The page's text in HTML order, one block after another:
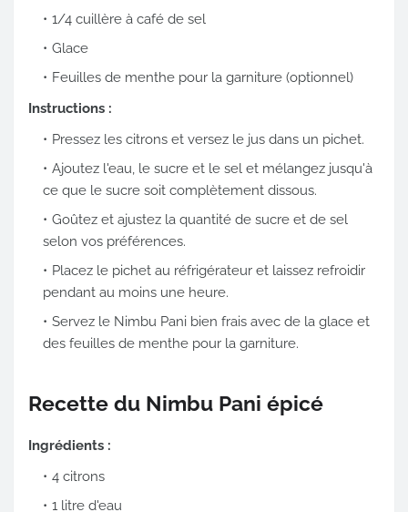
1/4 cuillère à café de sel
Glace
Feuilles de menthe pour la garniture (optionnel)
Instructions :
Pressez les citrons et versez le jus dans un pichet.
Ajoutez l'eau, le sucre et le sel et mélangez jusqu'à
ce que le sucre soit complètement dissous.
Goûtez et ajustez la quantité de sucre et de sel
selon vos préférences.
Placez le pichet au réfrigérateur et laissez refroidir
pendant au moins une heure.
Servez le Nimbu Pani bien frais avec de la glace et
des feuilles de menthe pour la garniture.
Recette du Nimbu Pani épicé
Ingrédients :
4 citrons
1 litre d'eau